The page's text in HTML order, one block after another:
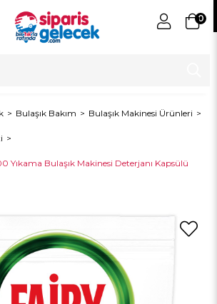
0
Bulaşık Bakım Bulaşık Makinesi Ürünleri
Yıkama Bulaşık Makinesi Deterjanı Kapsülü